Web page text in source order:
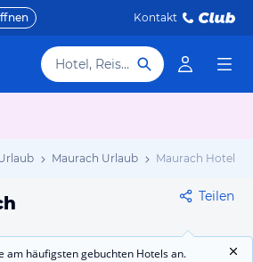
Kontakt
Hotel, Reiseziel
Maurach Urlaub Maurach Hotels
Teilen
am häufigsten gebuchten Hotels an.